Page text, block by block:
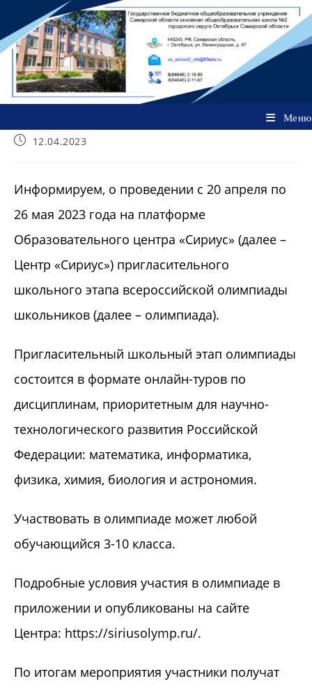
содержимому
Меню
Запись12.04.2023
Информируем, о проведении с 20 апреля по
26 мая 2023 года на платформе
Образовательного центра «Сириус» (далее –
Центр «Сириус») пригласительного
школьного этапа всероссийской олимпиады
школьников (далее – олимпиада).
Пригласительный школьный этап олимпиады
состоится в формате онлайн-туров по
дисциплинам, приоритетным для научно-
технологического развития Российской
Федерации: математика, информатика,
физика, химия, биология и астрономия.
Участвовать в олимпиаде может любой
обучающийся 3-10 класса.
Подробные условия участия в олимпиаде в
приложении и опубликованы на сайте
Центра: https://siriusolymp.ru/.
По итогам мероприятия участники получат